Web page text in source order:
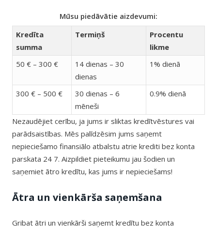
Mūsu piedāvātie aizdevumi:
Kredīta
summa
Termiņš
Procentu
likme
50 € – 300 €
14 dienas – 30
dienas
1% dienā
300 € – 500 €
30 dienas – 6
mēneši
0.9% dienā
Nezaudējiet cerību, ja jums ir sliktas kredītvēstures vai
parādsaistības. Mēs palīdzēsim jums saņemt
nepieciešamo finansiālo atbalstu atrie krediti bez konta
parskata 24 7. Aizpildiet pieteikumu jau šodien un
saņemiet ātro kredītu, kas jums ir nepieciešams!
Ātra un vienkārša saņemšana
Gribat ātri un vienkārši saņemt kredītu bez konta